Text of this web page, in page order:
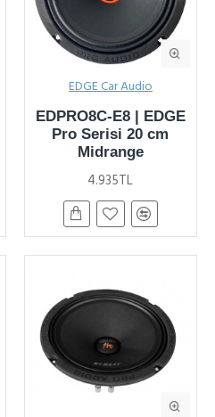
EDGE Car Audio
EDPRO8C-E8 | EDGE
Pro Serisi 20 cm
Midrange
4.935TL